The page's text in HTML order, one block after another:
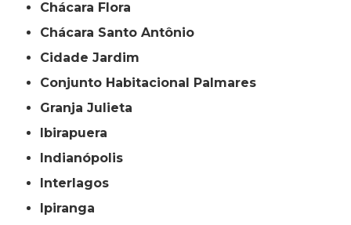
Chácara Flora
Chácara Santo Antônio
Cidade Jardim
Conjunto Habitacional Palmares
Granja Julieta
Ibirapuera
Indianópolis
Interlagos
Ipiranga